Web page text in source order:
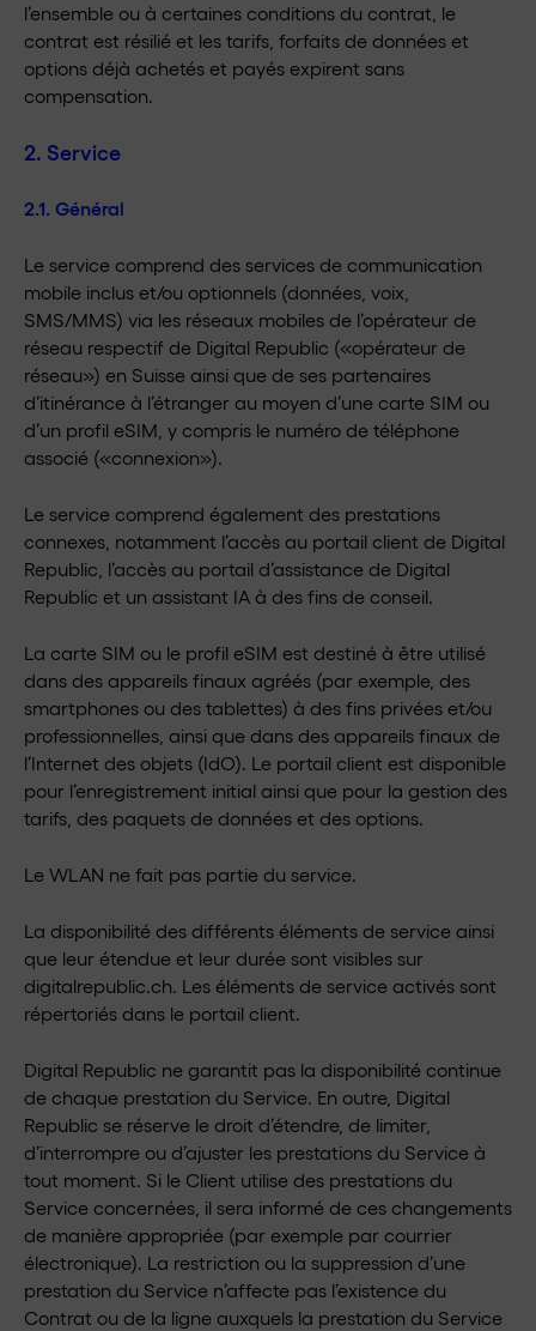
l’ensemble ou à certaines conditions du contrat, le
contrat est résilié et les tarifs, forfaits de données et
options déjà achetés et payés expirent sans
compensation.
2. Service
2.1. Général
Le service comprend des services de communication
mobile inclus et/ou optionnels (données, voix,
SMS/MMS) via les réseaux mobiles de l’opérateur de
réseau respectif de Digital Republic («opérateur de
réseau») en Suisse ainsi que de ses partenaires
d’itinérance à l’étranger au moyen d’une carte SIM ou
d’un profil eSIM, y compris le numéro de téléphone
associé («connexion»).
Le service comprend également des prestations
connexes, notamment l’accès au portail client de Digital
Republic, l’accès au portail d’assistance de Digital
Republic et un assistant IA à des fins de conseil.
La carte SIM ou le profil eSIM est destiné à être utilisé
dans des appareils finaux agréés (par exemple, des
smartphones ou des tablettes) à des fins privées et/ou
professionnelles, ainsi que dans des appareils finaux de
l’Internet des objets (IdO). Le portail client est disponible
pour l’enregistrement initial ainsi que pour la gestion des
tarifs, des paquets de données et des options.
Le WLAN ne fait pas partie du service.
La disponibilité des différents éléments de service ainsi
que leur étendue et leur durée sont visibles sur
digitalrepublic.ch. Les éléments de service activés sont
répertoriés dans le portail client.
Digital Republic ne garantit pas la disponibilité continue
de chaque prestation du Service. En outre, Digital
Republic se réserve le droit d’étendre, de limiter,
d’interrompre ou d’ajuster les prestations du Service à
tout moment. Si le Client utilise des prestations du
Service concernées, il sera informé de ces changements
de manière appropriée (par exemple par courrier
électronique). La restriction ou la suppression d’une
prestation du Service n’affecte pas l’existence du
Contrat ou de la ligne auxquels la prestation du Service